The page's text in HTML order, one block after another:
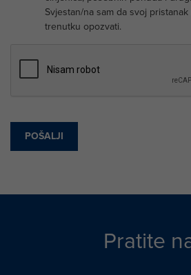
Svjestan/na sam da svoj
trenutku opozvati.
Pratite